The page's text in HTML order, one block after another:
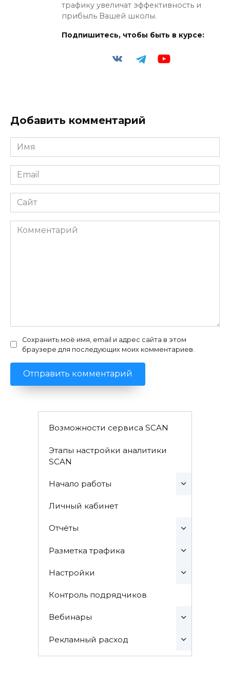
трафику увеличат эффективность и
прибыль Вашей школы.
Подпишитесь, чтобы быть в курсе:
Добавить комментарий
Имя
*
Email
*
Сайт
Комментарий
Сохранить моё имя, email и адрес сайта в этом
браузере для последующих моих комментариев.
Возможности сервиса SCAN
Этапы настройки аналитики
SCAN
Начало работы
Личный кабинет
Отчёты
Разметка трафика
Настройки
Контроль подрядчиков
Вебинары
Рекламный расход